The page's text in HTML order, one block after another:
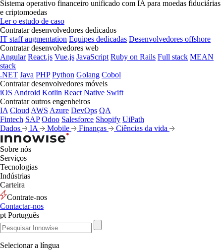
Sistema operativo financeiro unificado com IA para moedas fiduciárias
e criptomoedas
Ler o estudo de caso
Contratar desenvolvedores dedicados
IT staff augmentation Equipes dedicadas Desenvolvedores offshore
Contratar desenvolvedores web
Angular React.js Vue.js JavaScript Ruby on Rails Full stack MEAN
stack
.NET Java PHP Python Golang Cobol
Contratar desenvolvedores móveis
iOS Android Kotlin React Native Swift
Contratar outros engenheiros
IA Cloud AWS Azure DevOps QA
Fintech SAP Odoo Salesforce Shopify UiPath
Dados
IA Mobile Finanças Ciências da vida
Sobre nós
Serviços
Tecnologias
Indústrias
Carteira
Contrate-nos
Contactar-nos
pt Português
Selecionar a língua